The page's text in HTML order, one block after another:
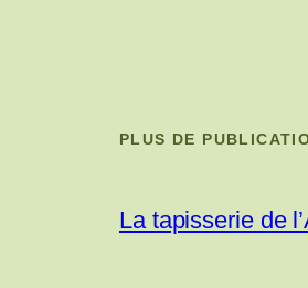
PLUS DE
La tapisserie de